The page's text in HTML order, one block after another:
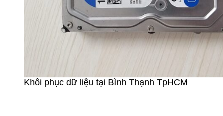
Khôi phục dữ liệu tại Bình Thạnh TpHCM